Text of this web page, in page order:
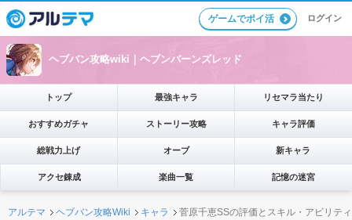
ゲームでポイ活 ログイン
ヘブバン攻略wiki｜ヘブンバーンズレッド
トップ 最強キャラ リセマラ当たり
おすすめガチャ ストーリー攻略 キャラ評価
総戦力上げ オーブ 新キャラ
アクセ錬成 楽曲一覧 記憶の迷宮
アルテマ ヘブバン攻略Wiki キャラ 菅原千恵SSの評価とスキル・アビリティ